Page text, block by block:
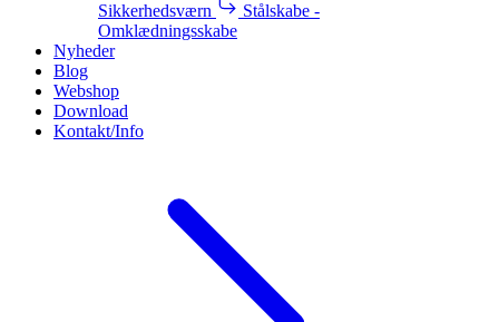
Sikkerhedsværn
Stålskabe -
Omklædningsskabe
Nyheder
Blog
Webshop
Download
Kontakt/Info